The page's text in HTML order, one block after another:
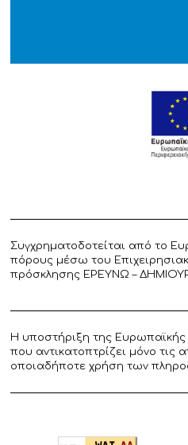
Συγχρηματοδοτείται από το
πόρους μέσω του
πρόσκλησης ΕΡΕΥΝΩ –
Η υποστήριξη της Ευρωπαϊκής
που αντικατοπτρίζει μόνο
οποιαδήποτε χρήση των